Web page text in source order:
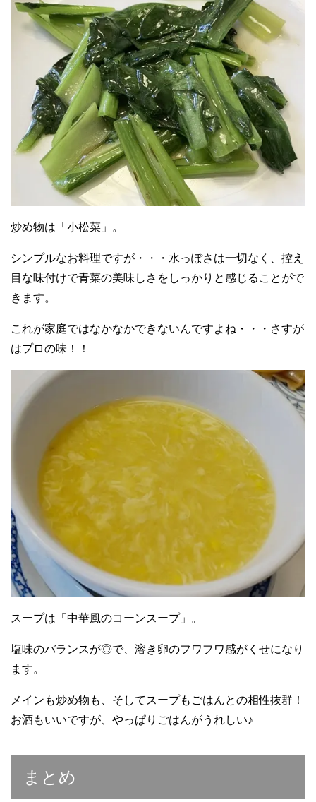
炒め物は「小松菜」。
シンプルなお料理ですが・・・水っぽさは一切なく、控え
目な味付けで青菜の美味しさをしっかりと感じることがで
きます。
これが家庭ではなかなかできないんですよね・・・さすが
はプロの味！！
スープは「中華風のコーンスープ」。
塩味のバランスが◎で、溶き卵のフワフワ感がくせになり
ます。
メインも炒め物も、そしてスープもごはんとの相性抜群！
お酒もいいですが、やっぱりごはんがうれしい♪
まとめ